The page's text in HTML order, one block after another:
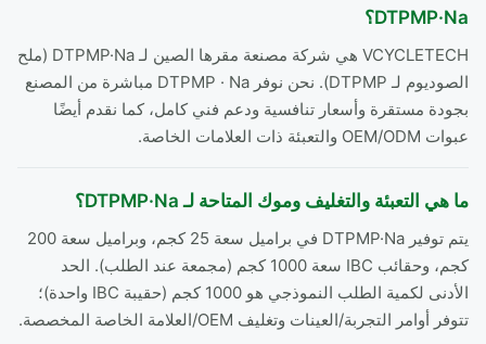
DTPMP·Na؟
VCYCLETECH هي شركة مصنعة مقرها الصين لـ DTPMP·Na (ملح
الصوديوم لـ DTPMP). نحن نوفر DTPMP · Na مباشرة من المصنع
بجودة مستقرة وأسعار تنافسية ودعم فني كامل، كما نقدم أيضًا
عبوات OEM/ODM والتعبئة ذات العلامات الخاصة.
ما هي التعبئة والتغليف وموك المتاحة لـ DTPMP·Na؟
يتم توفير DTPMP·Na في براميل سعة 25 كجم، وبراميل سعة 200
كجم، وحقائب IBC سعة 1000 كجم (مجمعة عند الطلب). الحد
الأدنى لكمية الطلب النموذجي هو 1000 كجم (حقيبة IBC واحدة)؛
تتوفر أوامر التجربة/العينات وتغليف OEM/العلامة الخاصة المخصصة.